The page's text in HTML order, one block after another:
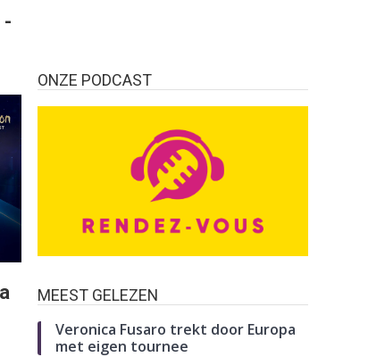
-
ONZE PODCAST
MEEST GELEZEN
Veronica Fusaro trekt door Europa
met eigen tournee